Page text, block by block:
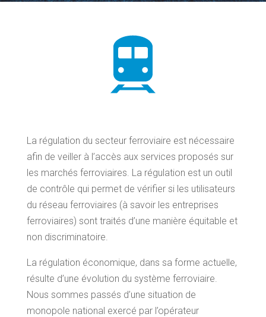
La régulation du secteur ferroviaire est nécessaire
afin de veiller à l’accès aux services proposés sur
les marchés ferroviaires. La régulation est un outil
de contrôle qui permet de vérifier si les utilisateurs
du réseau ferroviaires (à savoir les entreprises
ferroviaires) sont traités d’une manière équitable et
non discriminatoire.
La régulation économique, dans sa forme actuelle,
résulte d’une évolution du système ferroviaire.
Nous sommes passés d’une situation de
monopole national exercé par l’opérateur